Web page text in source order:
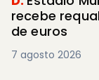
recebe
de euros
7 agosto 2026